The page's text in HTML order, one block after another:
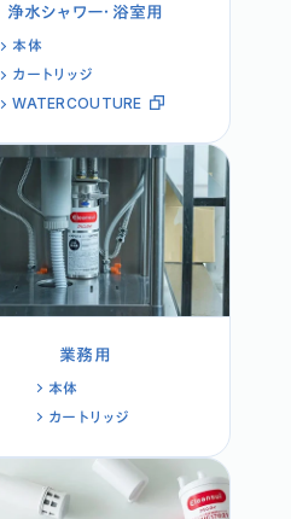
浄水シャワー・浴室用
本体
カートリッジ
WATERCOUTURE
業務用
本体
カートリッジ